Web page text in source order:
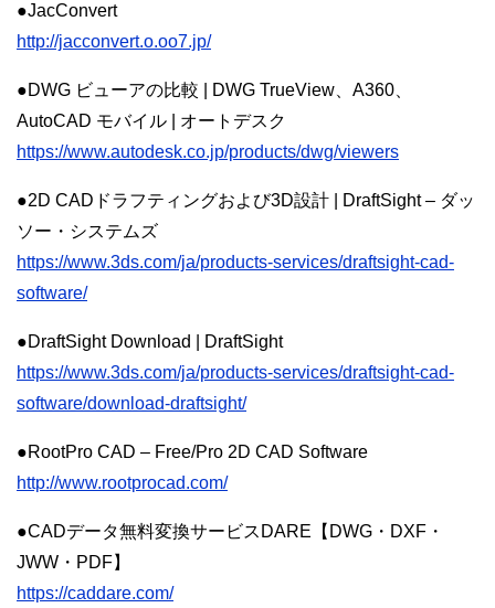
●JacConvert
http://jacconvert.o.oo7.jp/
●DWG ビューアの比較 | DWG TrueView、A360、
AutoCAD モバイル | オートデスク
https://www.autodesk.co.jp/products/dwg/viewers
●2D CADドラフティングおよび3D設計 | DraftSight – ダッ
ソー・システムズ
https://www.3ds.com/ja/products-services/draftsight-cad-
software/
●DraftSight Download | DraftSight
https://www.3ds.com/ja/products-services/draftsight-cad-
software/download-draftsight/
●RootPro CAD – Free/Pro 2D CAD Software
http://www.rootprocad.com/
●CADデータ無料変換サービスDARE【DWG・DXF・
JWW・PDF】
https://caddare.com/